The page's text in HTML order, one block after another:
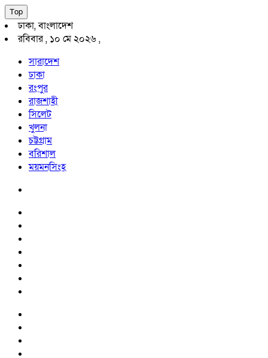
Top
ঢাকা, বাংলাদেশ
রবিবার , ১০ মে ২০২৬ ,
সারাদেশ
ঢাকা
রংপুর
রাজশাহী
সিলেট
খুলনা
চট্টগ্রাম
বরিশাল
ময়মনসিংহ